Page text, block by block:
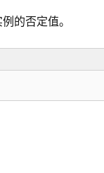
的否定值。